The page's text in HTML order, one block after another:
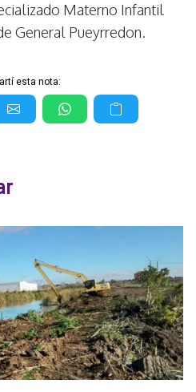
Materno Infantil
General Pueyrredon.
esta nota: